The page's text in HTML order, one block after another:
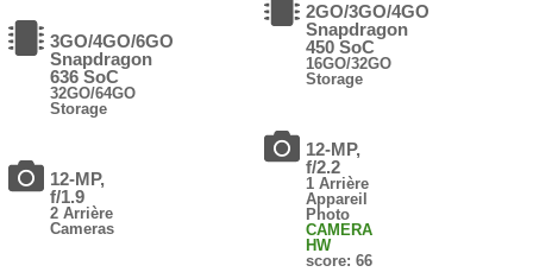
3GO/4GO/6GO
Snapdragon
636 SoC
32GO/64GO
Storage
12-MP,
f/1.9
2 Arrière
Cameras
2GO/3GO/4GO
Snapdragon
450 SoC
16GO/32GO
Storage
12-MP,
f/2.2
1 Arrière
Appareil
Photo
CAMERA
HW
score: 66